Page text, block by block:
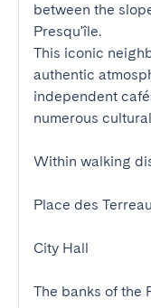
between the
Presqu'île.
This iconic
authentic
independent
numerous
Within walking
Place des
City Hall
The banks of the